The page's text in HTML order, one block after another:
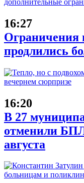
16:27
Ограничения
продлились
16:20
В 27
отменили
августа